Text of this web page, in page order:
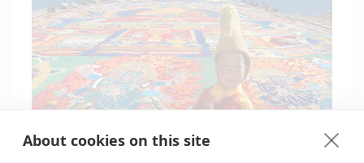
About cookies on this site